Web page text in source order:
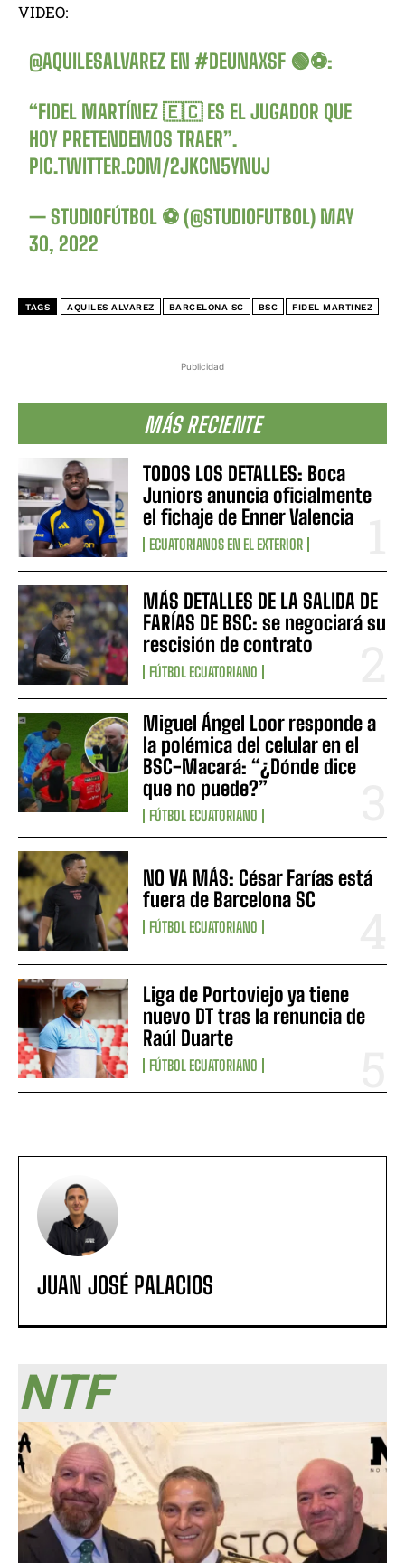
Publicidad
MÁS RECIENTE
TODOS LOS DETALLES: Boca
Juniors anuncia oficialmente
el fichaje de Enner Valencia
ECUATORIANOS EN EL EXTERIOR
MÁS DETALLES DE LA SALIDA DE
FARÍAS DE BSC: se negociará su
rescisión de contrato
FÚTBOL ECUATORIANO
Miguel Ángel Loor responde a
la polémica del celular en el
BSC-Macará: “¿Dónde dice
que no puede?”
FÚTBOL ECUATORIANO
NO VA MÁS: César Farías está
fuera de Barcelona SC
FÚTBOL ECUATORIANO
Liga de Portoviejo ya tiene
nuevo DT tras la renuncia de
Raúl Duarte
FÚTBOL ECUATORIANO
VIDEO:
@AQUILESALVAREZ EN#DEUNAXSF 🟢⚽️:
“FIDEL MARTÍNEZ 🇪🇨 ES EL JUGADOR QUE
HOY PRETENDEMOS TRAER”.
PIC.TWITTER.COM/2JKCN5YNUJ
— STUDIOFÚTBOL ⚽ (@STUDIOFUTBOL) MAY
30, 2022
TAGS AQUILES ALVAREZ BARCELONA SC BSC FIDEL MARTINEZ
JUAN JOSÉ PALACIOS
NTF